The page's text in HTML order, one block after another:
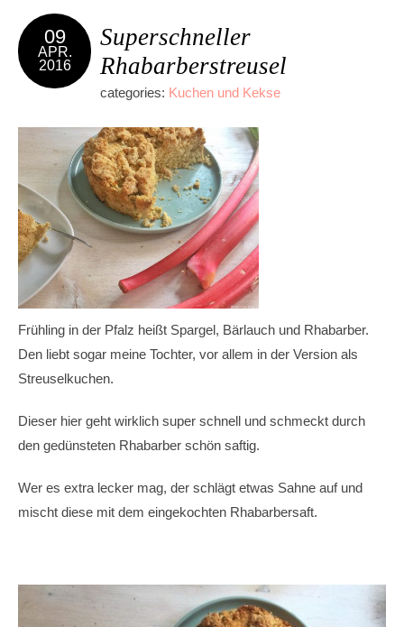
09
APR.
2016
Superschneller
Rhabarberstreusel
categories: Kuchen und Kekse
Frühling in der Pfalz heißt Spargel, Bärlauch und Rhabarber.
Den liebt sogar meine Tochter, vor allem in der Version als
Streuselkuchen.
Dieser hier geht wirklich super schnell und schmeckt durch
den gedünsteten Rhabarber schön saftig.
Wer es extra lecker mag, der schlägt etwas Sahne auf und
mischt diese mit dem eingekochten Rhabarbersaft.